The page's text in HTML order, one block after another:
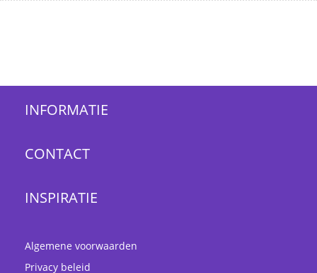
INFORMATIE
CONTACT
INSPIRATIE
Algemene voorwaarden
Privacy beleid